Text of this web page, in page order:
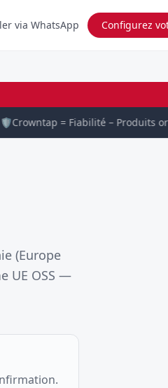
via WhatsApp Configurez
Crowntap = Fiabilité – Produits
(Europe
UE OSS —